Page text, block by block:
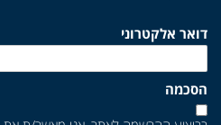
דואר אלקטרוני
הסכמה